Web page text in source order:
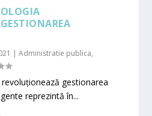
|Administratie publica,
gestionarea
reprezintă în...